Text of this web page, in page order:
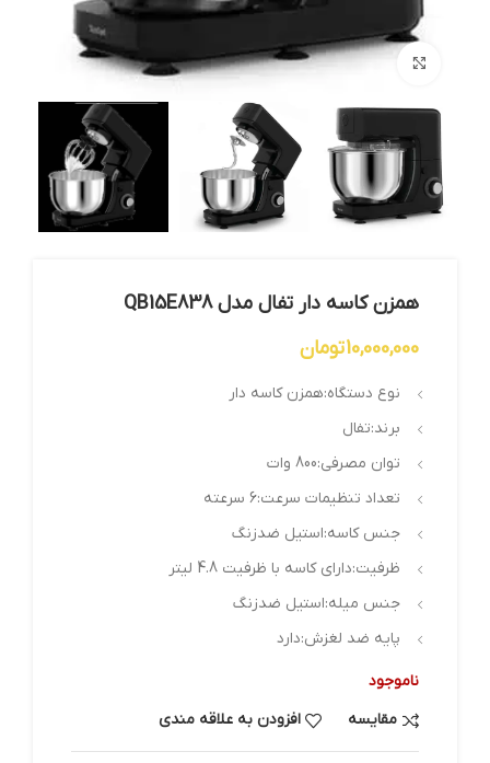
بزرگنمایی تصویر
همزن کاسه دار تفال مدل QB15E838
10,000,000تومان
نوع دستگاه:همزن کاسه دار
برند:تفال
توان مصرفی:800 وات
تعداد تنظیمات سرعت:6 سرعته
جنس کاسه:استیل ضدزنگ
ظرفیت:دارای کاسه با ظرفیت 4.8 لیتر
جنس میله:استیل ضدزنگ
پایه ضد لغزش:دارد
ناموجود
مقایسه
افزودن به علاقه مندی